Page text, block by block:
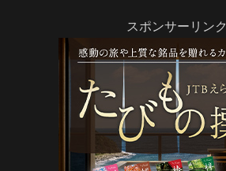
スポンサーリンク